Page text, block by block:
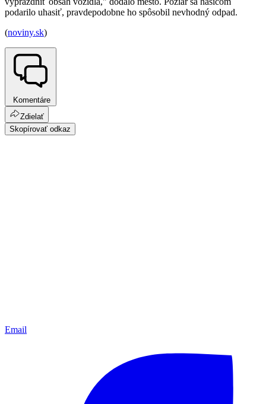
podarilo uhasiť, pravdepodobne ho spôsobil nevhodný odpad.
(noviny.sk)
Komentáre
Zdielať
Skopírovať odkaz
Email